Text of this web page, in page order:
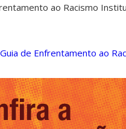
ao Racismo
de Enfrentamento ao